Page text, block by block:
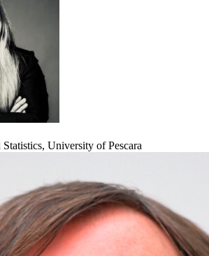
University of Pescara